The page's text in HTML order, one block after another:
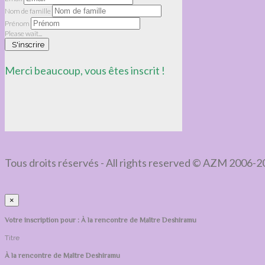
Nom de famille
Prénom
Please wait...
S'inscrire
Merci beaucoup, vous êtes inscrit !
Tous droits réservés - All rights reserved © AZM 2006-
×
Votre inscription pour : À la rencontre de Maître Deshiramu
Titre
À la rencontre de Maître Deshiramu